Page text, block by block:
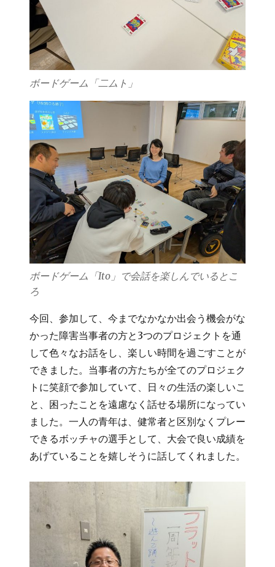
ボードゲーム「二ムト」
ボードゲーム「Ito」で会話を楽しんでいるとこ
ろ
今回、参加して、今までなかなか出会う機会がな
かった障害当事者の方と3つのプロジェクトを通
して色々なお話をし、楽しい時間を過ごすことが
できました。当事者の方たちが全てのプロジェク
トに笑顔で参加していて、日々の生活の楽しいこ
と、困ったことを遠慮なく話せる場所になってい
ました。一人の青年は、健常者と区別なくプレー
できるボッチャの選手として、大会で良い成績を
あげていることを嬉しそうに話してくれました。